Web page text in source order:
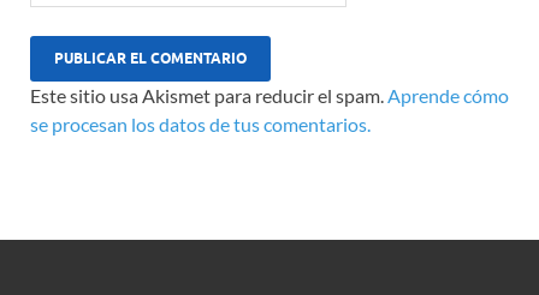
Este sitio usa Akismet para reducir el spam.Aprende cómo
se procesan los datos de tus comentarios.